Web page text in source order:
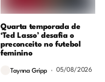
Quarta temporada de
‘Ted Lasso’ desafia o
preconceito no futebol
feminino
Taynna Gripp 05/08/2026